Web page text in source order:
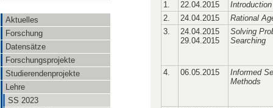
Aktuelles
Forschung
Datensätze
Forschungsprojekte
Studierendenprojekte
Lehre
SS 2023
1.
22.04.2015
2.
24.04.2015
Rational
3.
24.04.2015
29.04.2015
Solving
Searching
4. 06.05.2015
Informed
Methods